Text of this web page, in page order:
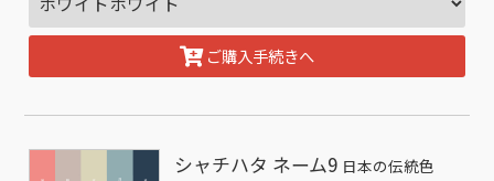
ご購入手続きへ
シャチハタ ネーム9 日本の伝統色